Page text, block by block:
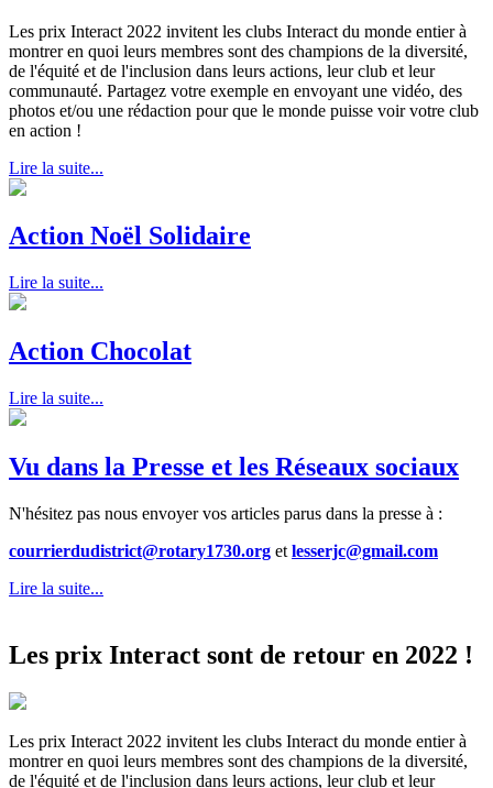
Les prix Interact 2022 invitent les clubs Interact du monde entier à
montrer en quoi leurs membres sont des champions de la diversité,
de l'équité et de l'inclusion dans leurs actions, leur club et leur
communauté. Partagez votre exemple en envoyant une vidéo, des
photos et/ou une rédaction pour que le monde puisse voir votre club
en action !
Lire la suite...
Action Noël Solidaire
Lire la suite...
Action Chocolat
Lire la suite...
Vu dans la Presse et les Réseaux sociaux
N'hésitez pas nous envoyer vos articles parus dans la presse à :
courrierdudistrict@rotary1730.org et lesserjc@gmail.com
Lire la suite...
Les prix Interact sont de retour en 2022 !
Les prix Interact 2022 invitent les clubs Interact du monde entier à
montrer en quoi leurs membres sont des champions de la diversité,
de l'équité et de l'inclusion dans leurs actions, leur club et leur